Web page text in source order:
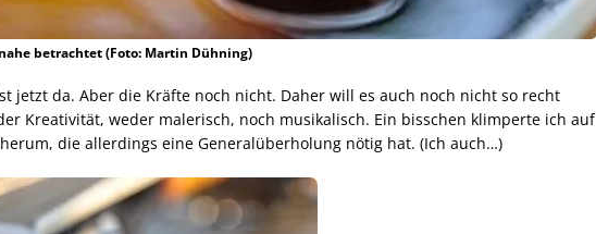
betrachtet (Foto: Martin Dühning)
jetzt da. Aber die Kräfte noch nicht. Daher will es auch noch nicht so recht
Kreativität, weder malerisch, noch musikalisch. Ein bisschen klimperte ich auf
die allerdings eine Generalüberholung nötig hat. (Ich auch…)